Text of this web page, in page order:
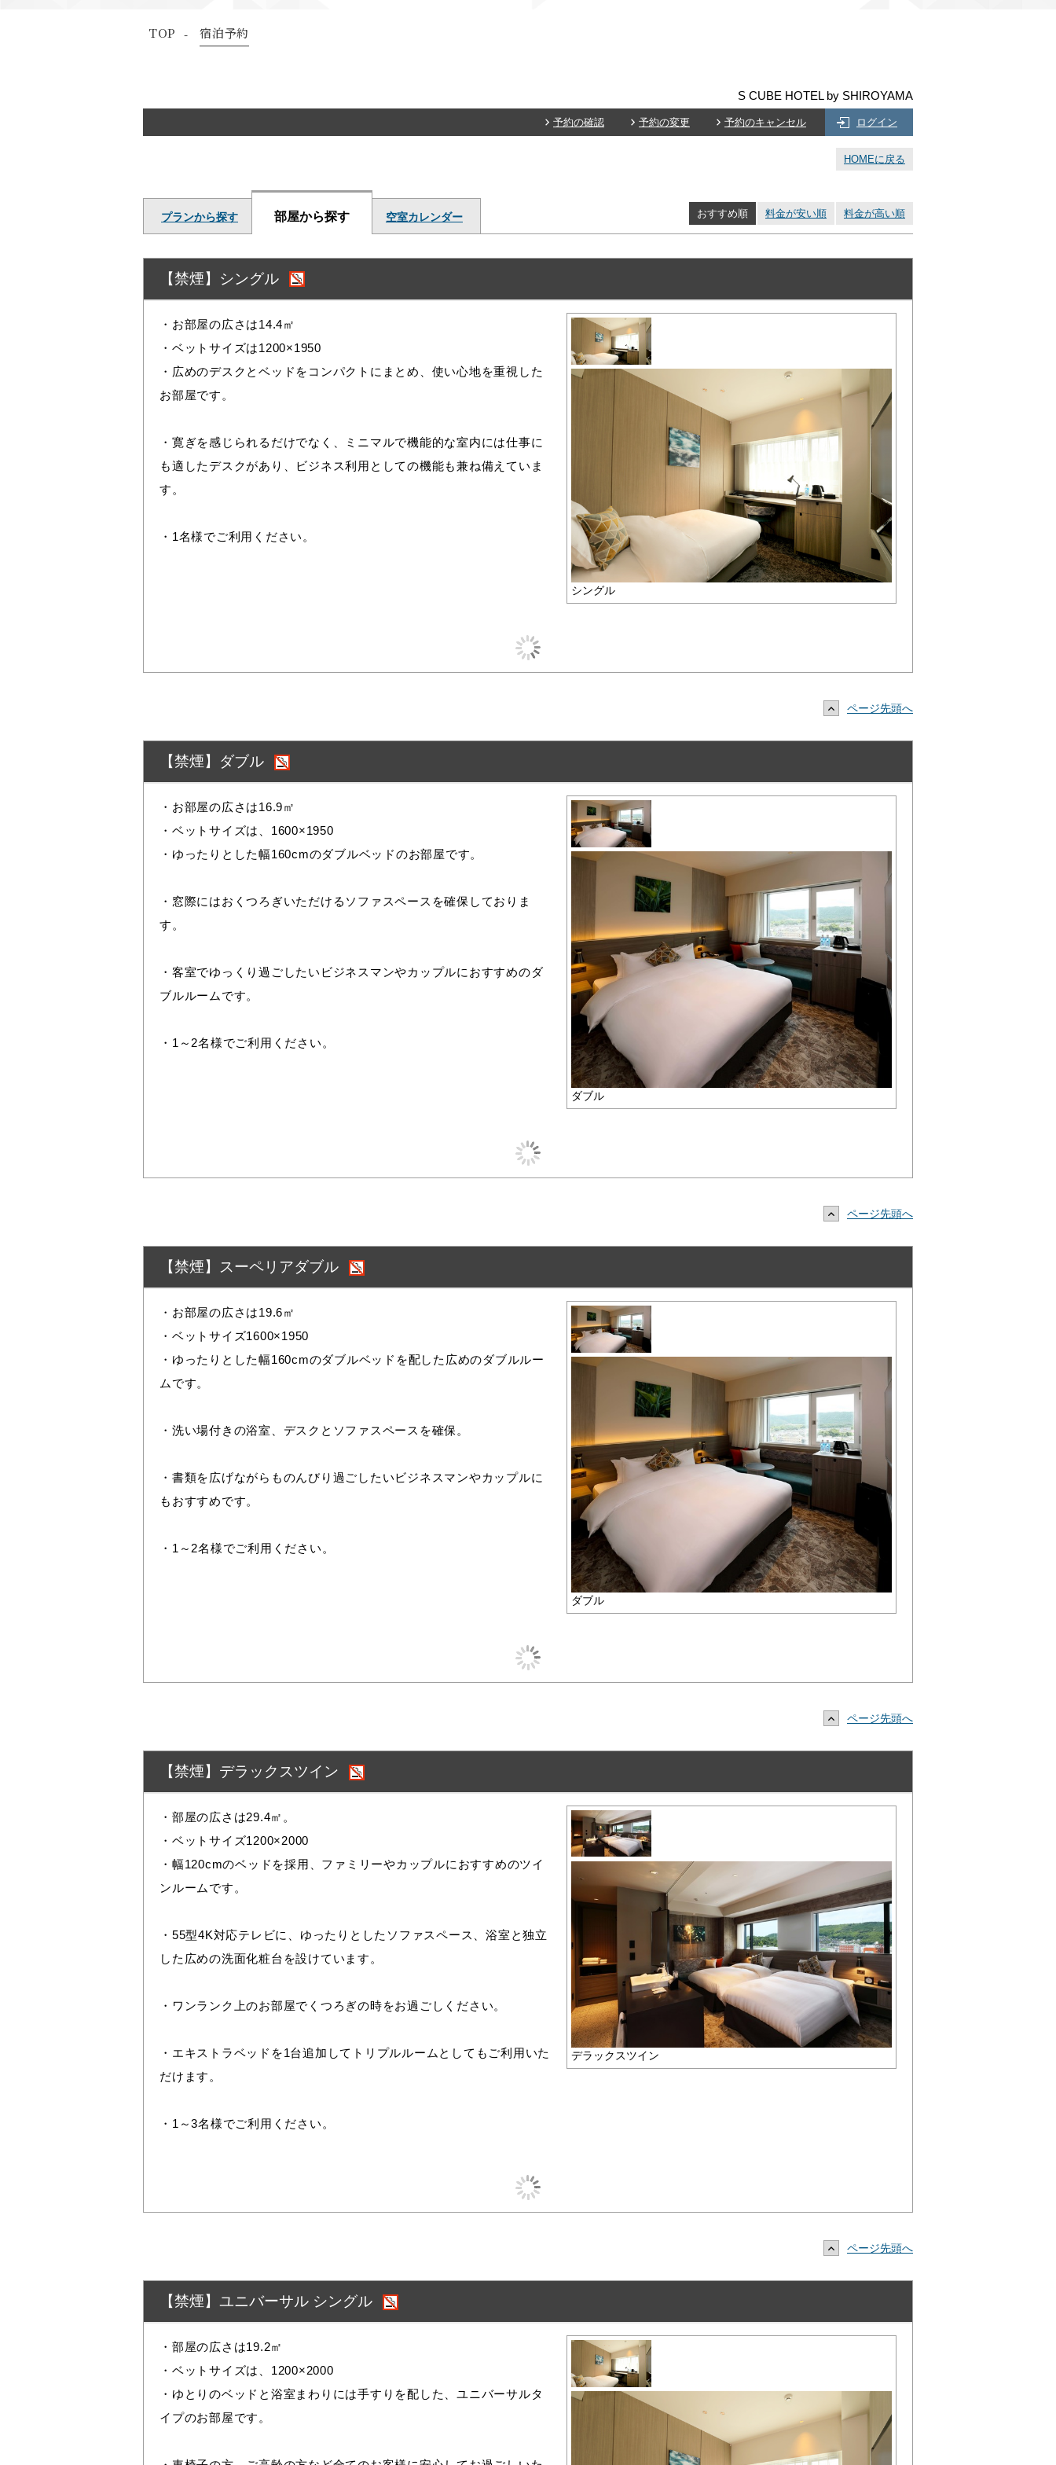
TOP 宿泊予約
S CUBE HOTEL by SHIROYAMA
予約の確認 予約の変更 予約のキャンセル ログイン
HOMEに戻る
プランから探す 部屋から探す 空室カレンダー おすすめ順 料金が安い順 料金が高い順
【禁煙】シングル
・お部屋の広さは14.4㎡
・ベットサイズは1200×1950
・広めのデスクとベッドをコンパクトにまとめ、使い心地を重視した
お部屋です。
・寛ぎを感じられるだけでなく、ミニマルで機能的な室内には仕事に
も適したデスクがあり、ビジネス利⽤としての機能も兼ね備えていま
す。
・1名様でご利用ください。
シングル
ページ先頭へ
【禁煙】ダブル
・お部屋の広さは16.9㎡
・ベットサイズは、1600×1950
・ゆったりとした幅160cmのダブルベッドのお部屋です。
・窓際にはおくつろぎいただけるソファスペースを確保しておりま
す。
・客室でゆっくり過ごしたいビジネスマンやカップルにおすすめのダ
ブルルームです。
・1～2名様でご利用ください。
ダブル
ページ先頭へ
【禁煙】スーペリアダブル
・お部屋の広さは19.6㎡
・ベットサイズ1600×1950
・ゆったりとした幅160cmのダブルベッドを配した広めのダブルルー
ムです。
・洗い場付きの浴室、デスクとソファスペースを確保。
・書類を広げながらものんびり過ごしたいビジネスマンやカップルに
もおすすめです。
・1～2名様でご利用ください。
ダブル
ページ先頭へ
【禁煙】デラックスツイン
・部屋の広さは29.4㎡。
・ベットサイズ1200×2000
・幅120cmのベッドを採⽤、ファミリーやカップルにおすすめのツイ
ンルームです。
・55型4K対応テレビに、ゆったりとしたソファスペース、浴室と独⽴
した広めの洗⾯化粧台を設けています。
・ワンランク上のお部屋でくつろぎの時をお過ごしください。
・エキストラベッドを1台追加してトリプルルームとしてもご利⽤いた
だけます。
・1～3名様でご利用ください。
デラックスツイン
ページ先頭へ
【禁煙】ユニバーサル シングル
・部屋の広さは19.2㎡
・ベットサイズは、1200×2000
・ゆとりのベッドと浴室まわりには⼿すりを配した、ユニバーサルタ
イプのお部屋です。